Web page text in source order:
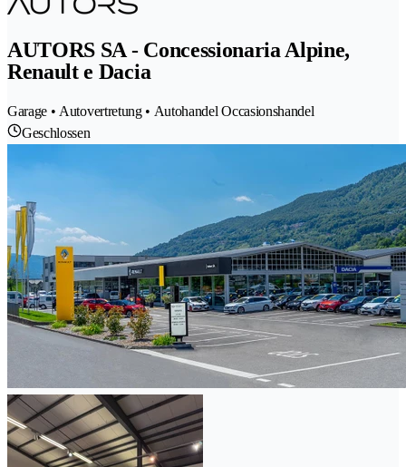
AUTORS SA - Concessionaria Alpine,
Renault e Dacia
Garage • Autovertretung • Autohandel Occasionshandel
Geschlossen